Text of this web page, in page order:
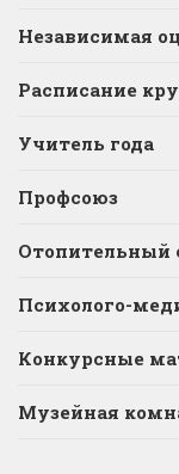
Независимая
Расписание
Учитель года
Профсоюз
Отопительный
Психолого-
Конкурсные
Музейная